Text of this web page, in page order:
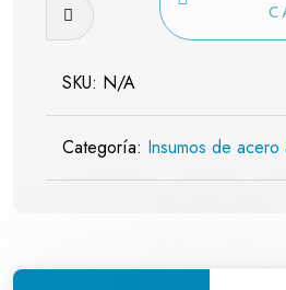
al
carbon
soldable
SKU: N/A
Categoría: Insumos de acero